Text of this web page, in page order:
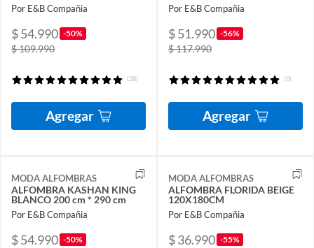
Por E&B Compañia
$ 54.990 -50%
$ 109.990
(28)
Agregar
Por E&B Compañia
$ 51.990 -56%
$ 117.990
(6)
Agregar
MODA ALFOMBRAS
ALFOMBRA KASHAN KING
BLANCO 200 cm * 290 cm
Por E&B Compañia
$ 54.990 -50%
MODA ALFOMBRAS
ALFOMBRA FLORIDA BEIGE
120X180CM
Por E&B Compañia
$ 36.990 -55%